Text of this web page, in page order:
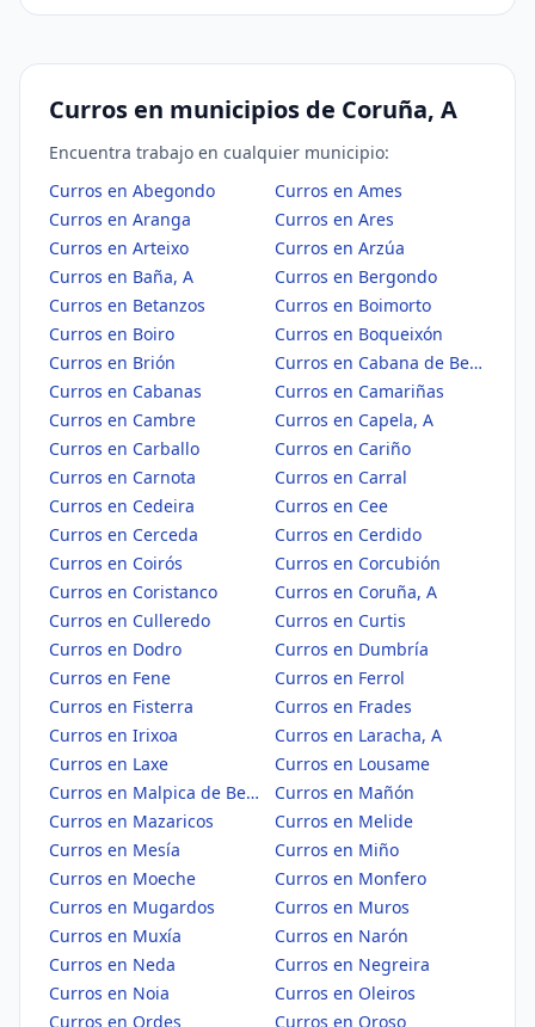
Curros en municipios de Coruña, A
Encuentra trabajo en cualquier municipio:
Curros en Abegondo
Curros en Ames
Curros en Aranga
Curros en Ares
Curros en Arteixo
Curros en Arzúa
Curros en Baña, A
Curros en Bergondo
Curros en Betanzos
Curros en Boimorto
Curros en Boiro
Curros en Boqueixón
Curros en Brión
Curros en Cabana de Bergantiños
Curros en Cabanas
Curros en Camariñas
Curros en Cambre
Curros en Capela, A
Curros en Carballo
Curros en Cariño
Curros en Carnota
Curros en Carral
Curros en Cedeira
Curros en Cee
Curros en Cerceda
Curros en Cerdido
Curros en Coirós
Curros en Corcubión
Curros en Coristanco
Curros en Coruña, A
Curros en Culleredo
Curros en Curtis
Curros en Dodro
Curros en Dumbría
Curros en Fene
Curros en Ferrol
Curros en Fisterra
Curros en Frades
Curros en Irixoa
Curros en Laracha, A
Curros en Laxe
Curros en Lousame
Curros en Malpica de Bergantiños
Curros en Mañón
Curros en Mazaricos
Curros en Melide
Curros en Mesía
Curros en Miño
Curros en Moeche
Curros en Monfero
Curros en Mugardos
Curros en Muros
Curros en Muxía
Curros en Narón
Curros en Neda
Curros en Negreira
Curros en Noia
Curros en Oleiros
Curros en Ordes
Curros en Oroso